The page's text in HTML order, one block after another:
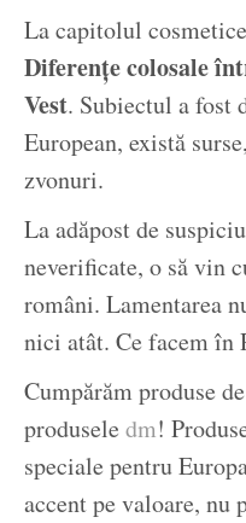
La capitolul
Diferențe colosale
Vest. Subiectul a fost
European, există
zvonuri.
La adăpost de
neverificate, o să vin
români. Lamentarea
nici atât. Ce facem în
Cumpărăm produse
produsele dm!
speciale pentru
accent pe valoare, nu